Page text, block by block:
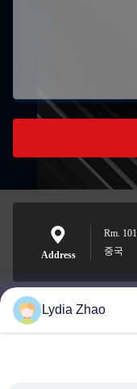
Address
Rm.
중국
Lydia Zhao